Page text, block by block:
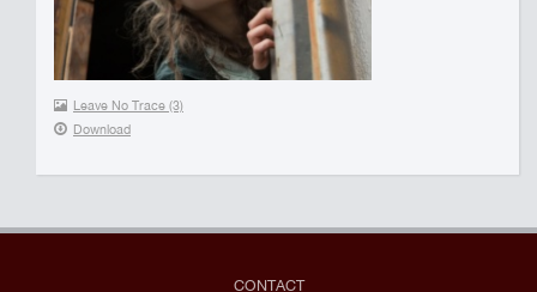
Leave No Trace (3)
Download
CONTACT